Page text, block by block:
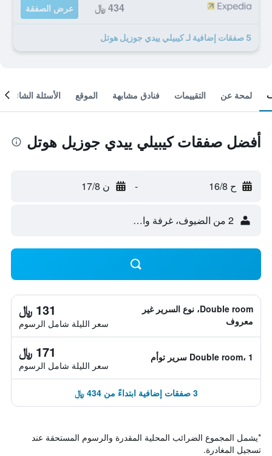
434 ﷼ عرض الصفقة
5 صفقات إضافية لـ كيبيلي ييدي جوزيل هوتل
لمحة عن التقييمات فنادق مشابهة الموقع الأسئلة الشائعة
أفضل صفقات كيبيلي ييدي جوزيل هوتل
ح 16/8 - ن 17/8
2 من الضيوف، غرفة واحدة
Double room، نوع السرير غير
معروف
131 ﷼
سعر الليلة شامل الرسوم
Double room، 1 سرير توأم 171 ﷼
سعر الليلة شامل الرسوم
3 صفقات إضافية ابتداءً من 434 ﷼
*يشمل المجموع الضرائب المحلية المقدرة والرسوم المستحقة عند
تسجيل المغادرة.